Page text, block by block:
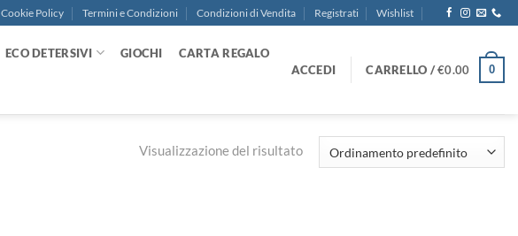
Cookie Policy Termini e Condizioni Condizioni di Vendita Registrati Wishlist
ECO DETERSIVI GIOCHI CARTA REGALO
ACCEDI CARRELLO /€0.00 0
Visualizzazione del risultato